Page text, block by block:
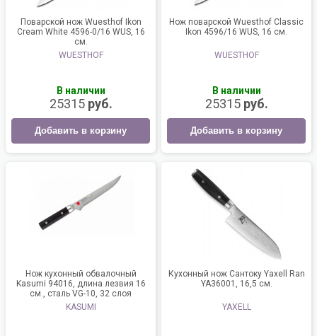
Поварской нож Wuesthof Ikon
Cream White 4596-0/16 WUS, 16
см.
WUESTHOF
В наличии
25315руб.
Добавить в корзину
Нож поварской Wuesthof Classic
Ikon 4596/16 WUS, 16 см.
WUESTHOF
В наличии
25315руб.
Добавить в корзину
Нож кухонный обвалочный
Kasumi 94016, длина лезвия 16
см., сталь VG-10, 32 слоя
KASUMI
Кухонный нож Сантоку Yaxell Ran
YA36001, 16,5 см.
YAXELL